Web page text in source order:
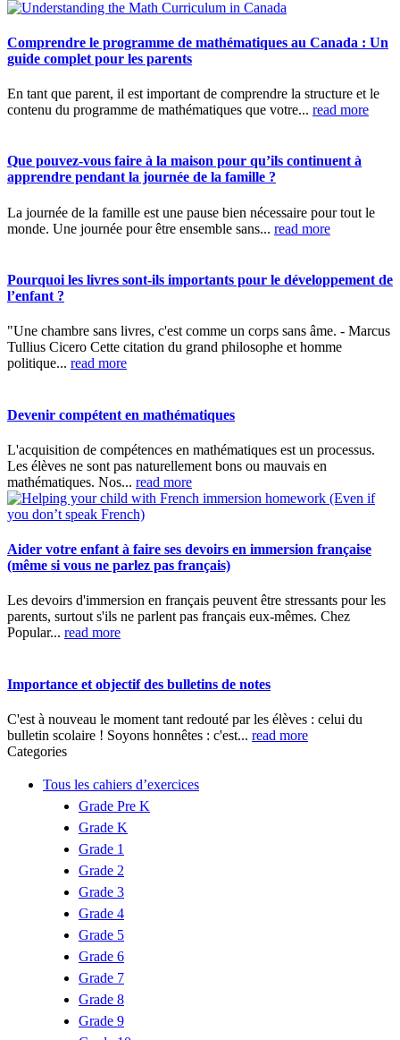
Comprendre le programme de mathématiques au Canada : Un
guide complet pour les parents
En tant que parent, il est important de comprendre la structure et le
contenu du programme de mathématiques que votre... read more
Que pouvez-vous faire à la maison pour qu’ils continuent à
apprendre pendant la journée de la famille ?
La journée de la famille est une pause bien nécessaire pour tout le
monde. Une journée pour être ensemble sans... read more
Pourquoi les livres sont-ils importants pour le développement de
l’enfant ?
"Une chambre sans livres, c'est comme un corps sans âme. - Marcus
Tullius Cicero Cette citation du grand philosophe et homme
politique... read more
Devenir compétent en mathématiques
L'acquisition de compétences en mathématiques est un processus.
Les élèves ne sont pas naturellement bons ou mauvais en
mathématiques. Nos... read more
Aider votre enfant à faire ses devoirs en immersion française
(même si vous ne parlez pas français)
Les devoirs d'immersion en français peuvent être stressants pour les
parents, surtout s'ils ne parlent pas français eux-mêmes. Chez
Popular... read more
Importance et objectif des bulletins de notes
C'est à nouveau le moment tant redouté par les élèves : celui du
bulletin scolaire ! Soyons honnêtes : c'est... read more
Categories
Tous les cahiers d’exercices
Grade Pre K
Grade K
Grade 1
Grade 2
Grade 3
Grade 4
Grade 5
Grade 6
Grade 7
Grade 8
Grade 9